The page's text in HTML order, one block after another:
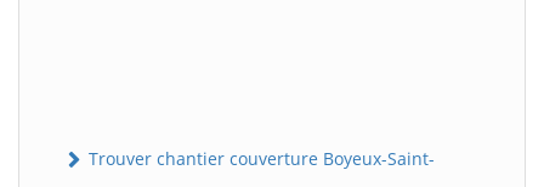
Trouver chantier couverture Boyeux-Saint-